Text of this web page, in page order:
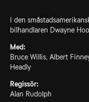
I den
bilhandlaren Dwayne
Med:
Bruce Willis, Albert
Headly
Regissör:
Alan Rudolph